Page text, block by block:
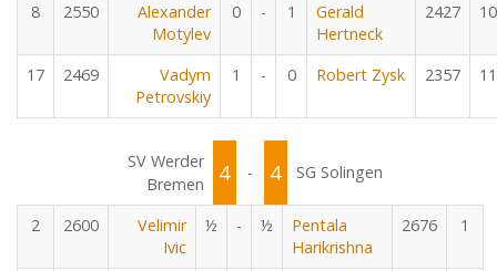
8 2550
Alexander
Motylev
0 - 1
Gerald
Hertneck
2427 10
17 2469
Vadym
Petrovskiy
1 - 0 Robert Zysk 2357 11
SV Werder
Bremen
4 - 4 SG Solingen
2 2600
Velimir
Ivic
½ - ½
Pentala
Harikrishna
2676 1